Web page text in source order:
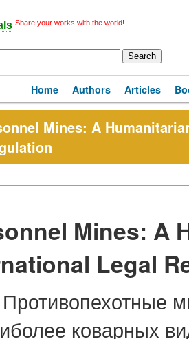
Share your works with the world!
Home Authors Articles
Mines: A
Mines: A
Legal
коварных